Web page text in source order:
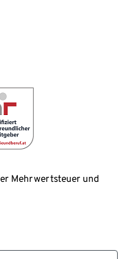
Mehrwertsteuer und